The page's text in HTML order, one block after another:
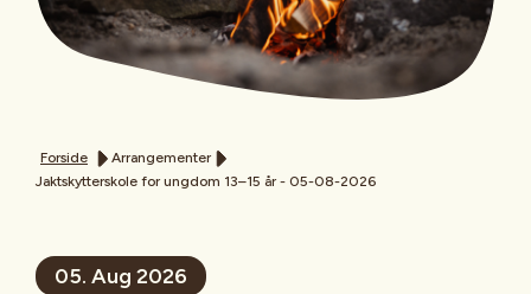
Forside
Arrangementer
Jaktskytterskole for ungdom 13–15 år - 05-08-2026
05. Aug 2026